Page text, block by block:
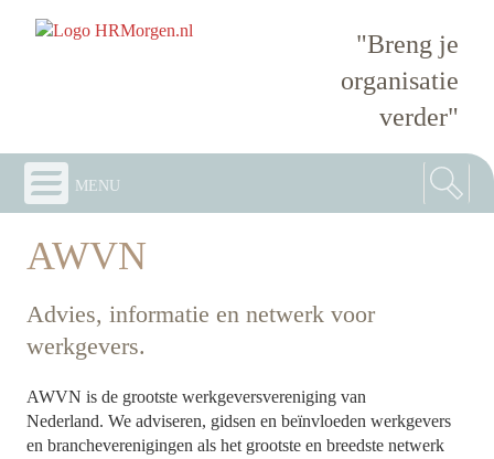
"Breng je
organisatie
verder"
menu
AWVN
Advies, informatie en netwerk voor
werkgevers.
AWVN is de grootste werkgeversvereniging van
Nederland. We adviseren, gidsen en beïnvloeden werkgevers
en brancheverenigingen als het grootste en breedste netwerk